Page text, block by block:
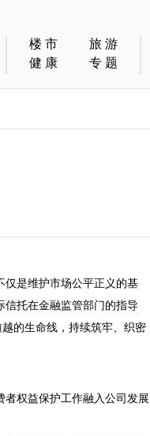
楼市
旅游
健康
专题
是维护市场公平正义的基
托在金融监管部门的指导
的生命线，持续筑牢、织密
权益保护工作融入公司发展